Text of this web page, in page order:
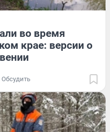
во время
крае: версии о
Обсудить